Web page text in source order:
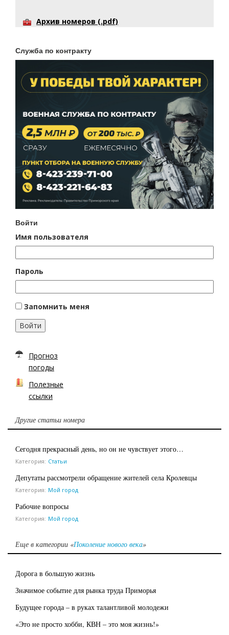
Архив номеров (.pdf)
Служба по контракту
Войти
Имя пользователя
Пароль
Запомнить меня
Войти
Прогноз
погоды
Полезные
ссылки
Другие статьи номера
Сегодня прекрасный день, но он не чувствует этого…
Категория: Статьи
Депутаты рассмотрели обращение жителей села Кролевцы
Категория: Мой город
Рабочие вопросы
Категория: Мой город
Еще в категории «Поколение нового века»
Дорога в большую жизнь
Значимое событие для рынка труда Приморья
Будущее города – в руках талантливой молодежи
«Это не просто хобби, КВН – это моя жизнь!»